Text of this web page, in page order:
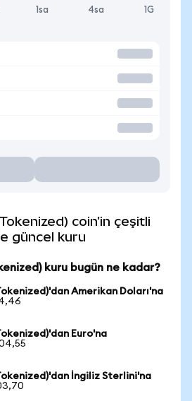
1sa 4sa 1G
coin'in çeşitli
güncel kuru
kuru bugün ne kadar?
Amerikan Doları'na
Euro'na
İngiliz Sterlini'na